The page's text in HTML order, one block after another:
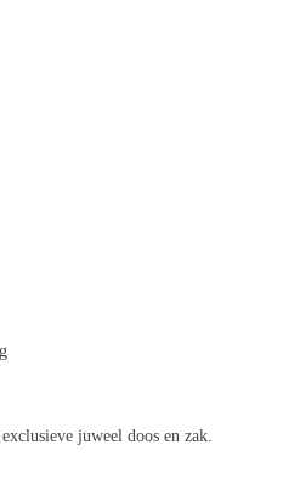
juweel doos en zak.